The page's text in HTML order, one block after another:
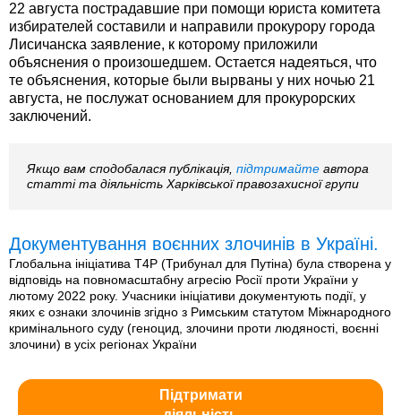
22 августа пострадавшие при помощи юриста комитета
избирателей составили и направили прокурору города
Лисичанска заявление, к которому приложили
объяснения о произошедшем. Остается надеяться, что
те объяснения, которые были вырваны у них ночью 21
августа, не послужат основанием для прокурорских
заключений.
Якщо вам сподобалася публікація, підтримайте автора
статті та діяльність Харківської правозахисної групи
Документування воєнних злочинів в Україні.
Глобальна ініціатива T4P (Трибунал для Путіна) була створена у
відповідь на повномасштабну агресію Росії проти України у
лютому 2022 року. Учасники ініціативи документують події, у
яких є ознаки злочинів згідно з Римським статутом Міжнародного
кримінального суду (геноцид, злочини проти людяності, воєнні
злочини) в усіх регіонах України
Підтримати